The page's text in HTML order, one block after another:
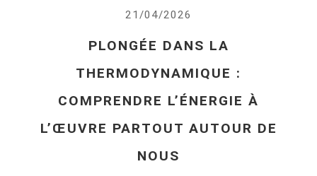
21/04/2026
PLONGÉE DANS LA
THERMODYNAMIQUE :
COMPRENDRE L’ÉNERGIE À
L’ŒUVRE PARTOUT AUTOUR DE
NOUS